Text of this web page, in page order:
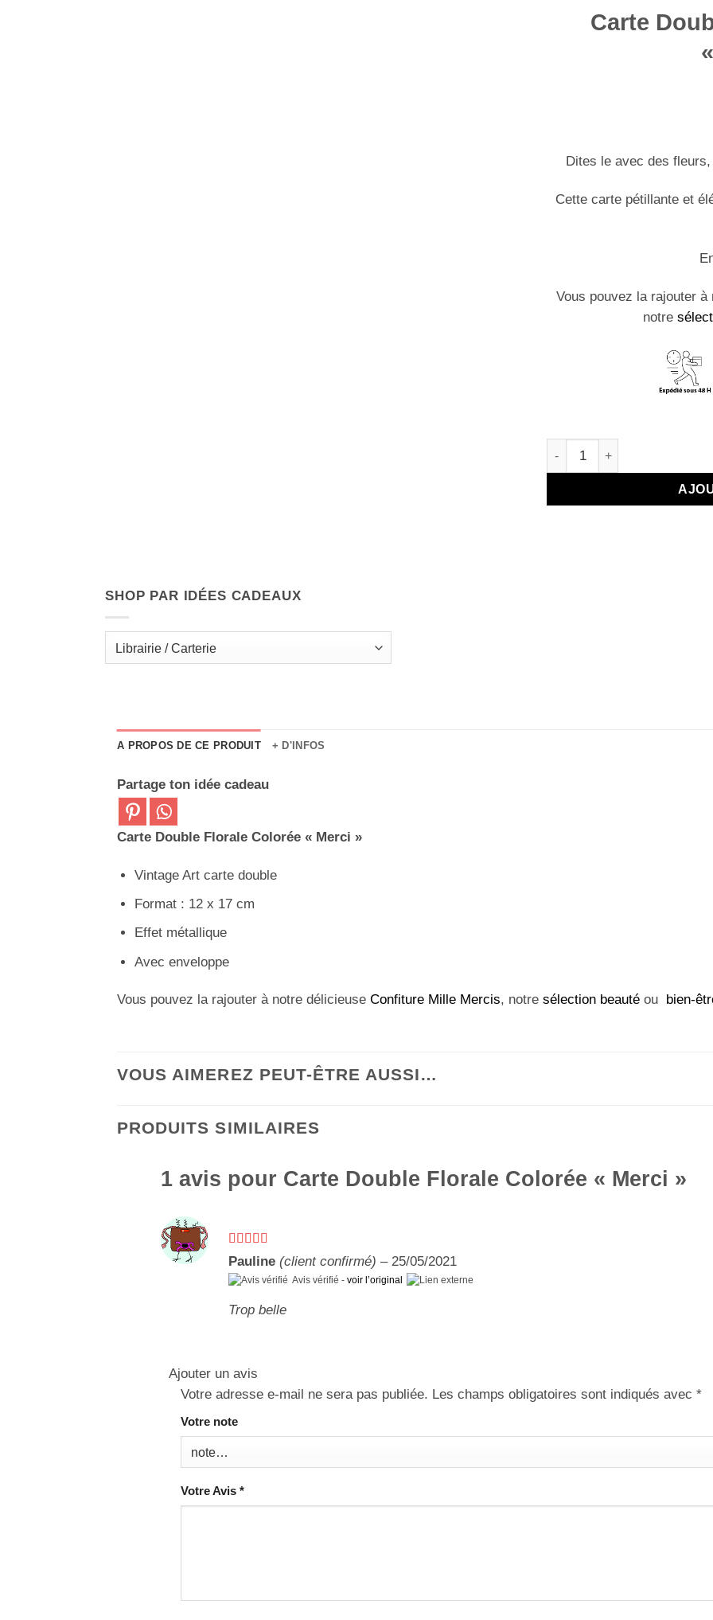
Carte
Dites le avec des
Cette carte pétillante et
Vous pouvez la rajouter
notre
quantité de Carte Double
SHOP PAR IDÉES CADEAUX
A PROPOS DE CE PRODUIT + D'INFOS
Partage ton idée cadeau
Carte Double Florale Colorée « Merci »
Vintage Art carte double
Format : 12 x 17 cm
Effet métallique
Avec enveloppe
Vous pouvez la rajouter à notre délicieuse Confiture Mille Mercis, notre sélection beauté ou bien-
VOUS AIMEREZ PEUT-ÊTRE AUSSI…
PRODUITS SIMILAIRES
1 avis pour Carte Double Florale Colorée « Merci »
Note5sur 5
Pauline(client confirmé) – 25/05/2021
Avis vérifié -voir l’original
Trop belle
Ajouter un avis
Votre adresse e-mail ne sera pas publiée. Les champs obligatoires sont indiqués avec *
Votre note
Votre Avis *